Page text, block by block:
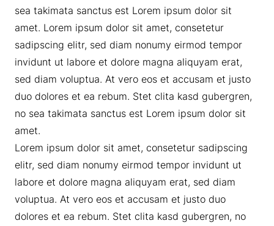
sea takimata sanctus est Lorem ipsum dolor sit
amet. Lorem ipsum dolor sit amet, consetetur
sadipscing elitr, sed diam nonumy eirmod tempor
invidunt ut labore et dolore magna aliquyam erat,
sed diam voluptua. At vero eos et accusam et justo
duo dolores et ea rebum. Stet clita kasd gubergren,
no sea takimata sanctus est Lorem ipsum dolor sit
amet.
Lorem ipsum dolor sit amet, consetetur sadipscing
elitr, sed diam nonumy eirmod tempor invidunt ut
labore et dolore magna aliquyam erat, sed diam
voluptua. At vero eos et accusam et justo duo
dolores et ea rebum. Stet clita kasd gubergren, no